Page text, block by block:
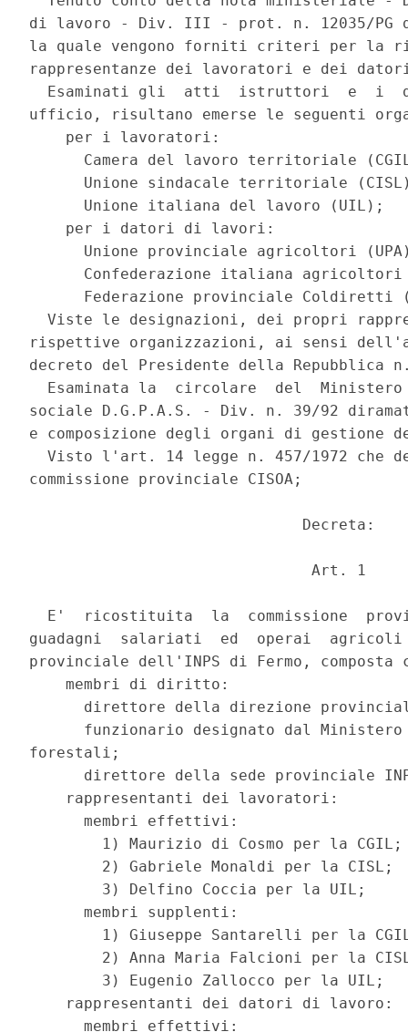
di lavoro - Div. III - prot. n. 12035/PG
la quale vengono forniti criteri per la
rappresentanze dei lavoratori e dei
Esaminati gli  atti  istruttori  e  i
ufficio, risultano emerse le seguenti
    per i lavoratori:
Camera del lavoro territoriale
Unione sindacale territoriale
      Unione italiana del lavoro (UIL);
    per i datori di lavori:
Unione provinciale agricoltori
Confederazione italiana
Federazione provinciale Coldiretti
Viste le designazioni, dei propri
rispettive organizzazioni, ai sensi
decreto del Presidente della Repubblica
Esaminata la  circolare  del
sociale D.G.P.A.S. - Div. n. 39/92
e composizione degli organi di gestione
Visto l'art. 14 legge n. 457/1972 che
commissione provinciale CISOA;
                              Decreta:
                               Art. 1
E'  ricostituita  la  commissione
guadagni  salariati  ed  operai  agricoli
provinciale dell'INPS di Fermo, composta
    membri di diritto:
direttore della direzione
funzionario designato dal
forestali;
direttore della sede provinciale
    rappresentanti dei lavoratori:
      membri effettivi:
1) Maurizio di Cosmo per la
        2) Gabriele Monaldi per la CISL;
        3) Delfino Coccia per la UIL;
      membri supplenti:
1) Giuseppe Santarelli per la
2) Anna Maria Falcioni per la
        3) Eugenio Zallocco per la UIL;
    rappresentanti dei datori di lavoro:
      membri effettivi: